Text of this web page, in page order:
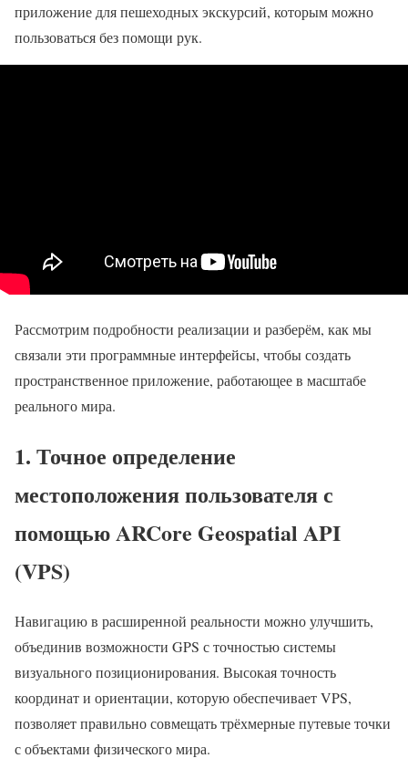
приложение для пешеходных экскурсий, которым можно
пользоваться без помощи рук.
Рассмотрим подробности реализации и разберём, как мы
связали эти программные интерфейсы, чтобы создать
пространственное приложение, работающее в масштабе
реального мира.
1. Точное определение
местоположения пользователя с
помощью ARCore Geospatial API
(VPS)
Навигацию в расширенной реальности можно улучшить,
объединив возможности GPS с точностью системы
визуального позиционирования. Высокая точность
координат и ориентации, которую обеспечивает VPS,
позволяет правильно совмещать трёхмерные путевые точки
с объектами физического мира.